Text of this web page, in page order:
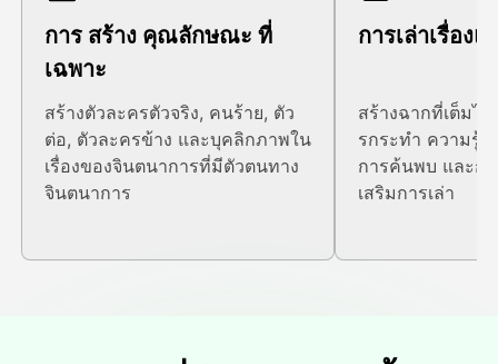
การ สร้าง คุณลักษณะ ที่
เฉพาะ
สร้างตัวละครตัวจริง, คนร้าย, ตัว
ต่อ, ตัวละครข้าง และบุคลิกภาพใน
เรื่องของจินตนาการที่มีตัวตนทาง
จินตนาการ
การเล่าเรื่อง
สร้างฉากที่เต็มไ
รกระทํา ความรู้
การค้นพบ และก
เสริมการเล่า